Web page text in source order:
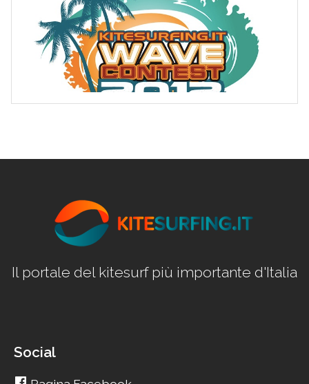
Il portale del kitesurf più importante d'Italia
Social